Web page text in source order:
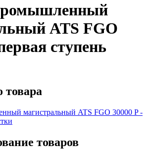
ATS FGO
ступень
товара
товаров